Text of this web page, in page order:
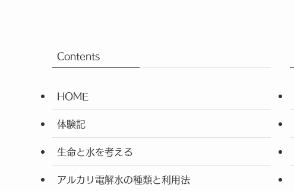
Contents
HOME
体験記
生命と水を考える
アルカリ電解水の種類と利用法